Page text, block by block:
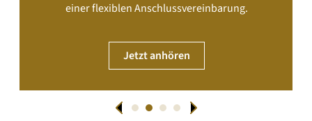
einer flexiblen Anschlussvereinbarung.
Jetzt anhören